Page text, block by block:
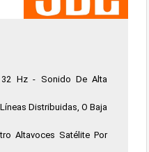
Hz - Sonido De Alta
Distribuidas, O Baja
Altavoces Satélite Por